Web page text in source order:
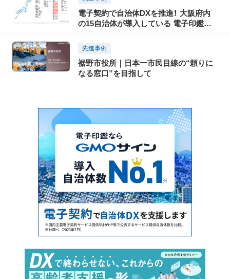
電子契約で自治体DXを推進！ 大阪府内
の15自治体が導入している 電子印鑑
先進事例
裾野市役所｜日本一市民目線の“頼りに
なる窓口”を目指して